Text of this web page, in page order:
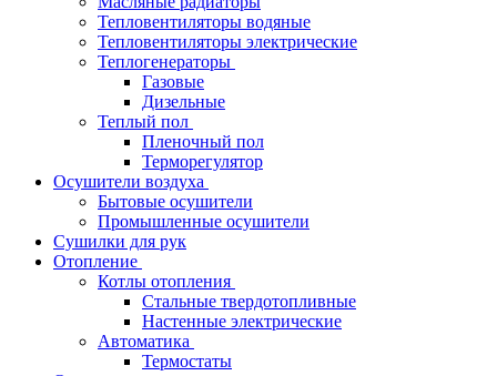
Тепловентиляторы водяные
Тепловентиляторы электрические
Теплогенераторы
Газовые
Дизельные
Теплый пол
Пленочный пол
Терморегулятор
Осушители воздуха
Бытовые осушители
Промышленные осушители
Сушилки для рук
Отопление
Котлы отопления
Стальные твердотопливные
Настенные электрические
Автоматика
Термостаты